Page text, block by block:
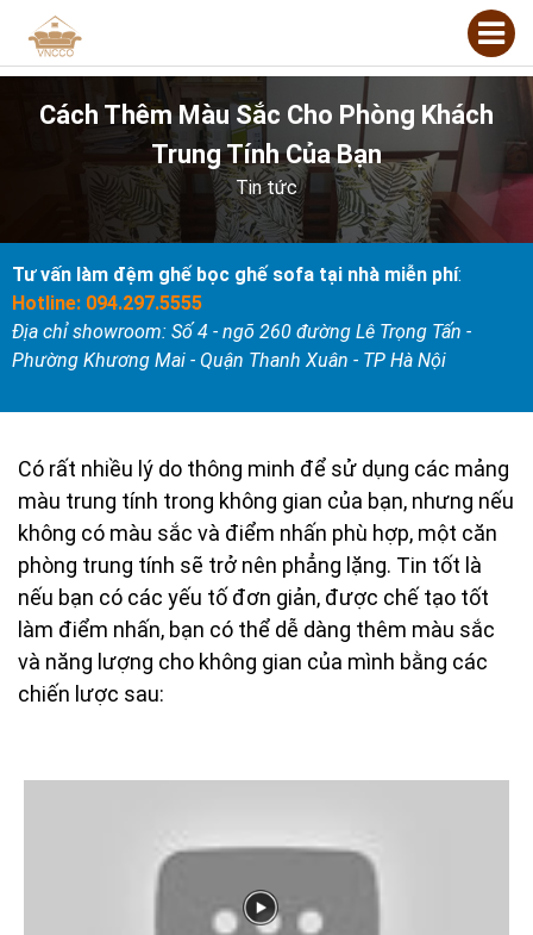
Cách Thêm Màu Sắc Cho Phòng Khách
Trung Tính Của Bạn
Tin tức
Tư vấn làm đệm ghế bọc ghế sofa tại nhà miễn phí:
Hotline: 094.297.5555
Địa chỉ showroom: Số 4 - ngõ 260 đường Lê Trọng Tấn -
Phường Khương Mai - Quận Thanh Xuân - TP Hà Nội
Có rất nhiều lý do thông minh để sử dụng các mảng
màu trung tính trong không gian của bạn, nhưng nếu
không có màu sắc và điểm nhấn phù hợp, một căn
phòng trung tính sẽ trở nên phẳng lặng. Tin tốt là
nếu bạn có các yếu tố đơn giản, được chế tạo tốt
làm điểm nhấn, bạn có thể dễ dàng thêm màu sắc
và năng lượng cho không gian của mình bằng các
chiến lược sau: